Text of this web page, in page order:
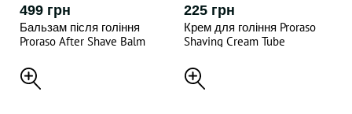
499 грн
Бальзам після гоління
Proraso After Shave Balm
225 грн
Крем для гоління Proraso
Shaving Cream Tube